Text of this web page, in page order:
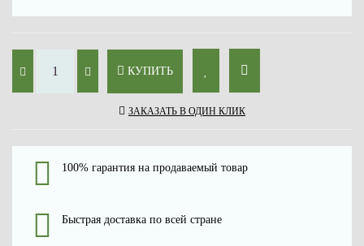
КУПИТЬ
ЗАКАЗАТЬ В ОДИН КЛИК
100% гарантия на продаваемый товар
Быстрая доставка по всей стране